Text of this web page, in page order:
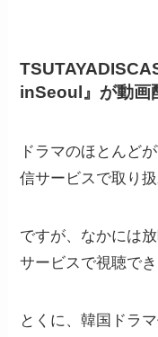
inSeoul』が動画
ドラマのほとんど
信サービスで取り
ですが、なかには
サービスで視聴で
とくに、韓国ドラ